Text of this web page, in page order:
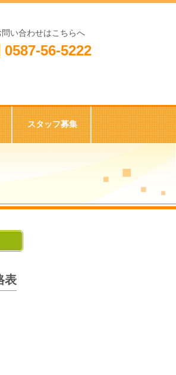
問い合わせはこちらへ
0587-56-5222
スタッフ募集
表